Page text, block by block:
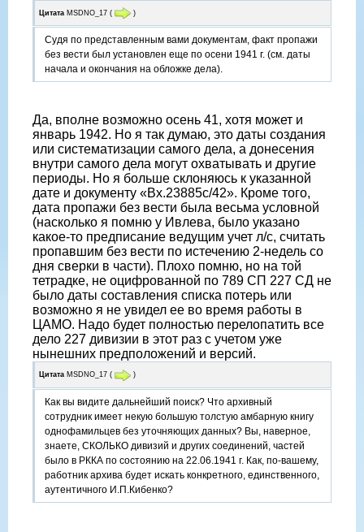
Цитата MSDNO_17 ( )
Судя по представленным вами документам, факт пропажи
без вести был установлен еще по осени 1941 г. (см. даты
начала и окончания на обложке дела).
Да, вполне возможно осень 41, хотя может и
январь 1942. Но я так думаю, это даты создания
или систематизации самого дела, а донесения
внутри самого дела могут охватывать и другие
периоды. Но я больше склоняюсь к указанной
дате и документу «Вх.23885с/42». Кроме того,
дата пропажи без вести была весьма условной
(насколько я помню у Ивлева, было указано
какое-то предписание ведущим учет л/с, считать
пропавшим без вести по истечению 2-недель со
дня сверки в части). Плохо помню, но на той
тетрадке, не оцифрованной по 789 СП 227 СД не
было даты составления списка потерь или
возможно я не увидел ее во время работы в
ЦАМО. Надо будет полностью перелопатить все
дело 227 дивизии в этот раз с учетом уже
нынешних предположений и версий.
Цитата MSDNO_17 ( )
Как вы видите дальнейший поиск? Что архивный
сотрудник имеет некую большую толстую амбарную книгу
однофамильцев без уточняющих данных? Вы, наверное,
знаете, СКОЛЬКО дивизий и других соединений, частей
было в РККА по состоянию на 22.06.1941 г. Как, по-вашему,
работник архива будет искать конкретного, единственного,
аутентичного И.П.Кибенко?